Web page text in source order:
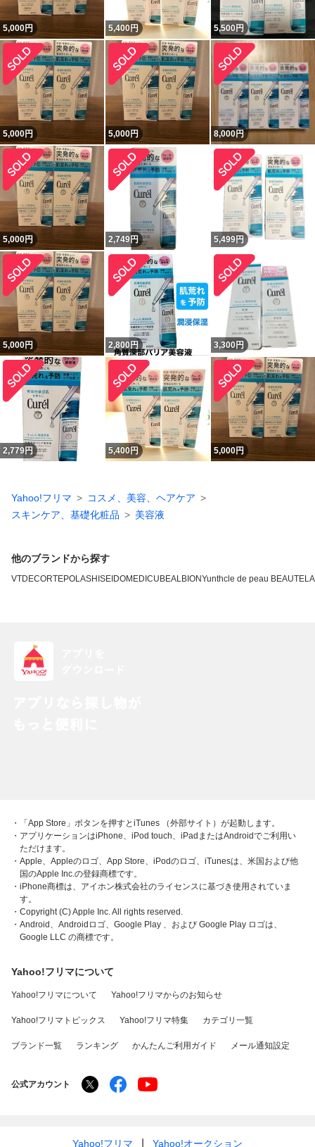
5,000円 5,400円 5,500円
5,000円 5,000円 8,000円
5,000円 2,749円 5,499円
5,000円 2,800円 3,300円
2,779円 5,400円 5,000円
Yahoo!フリマ
コスメ、美容、ヘアケア
スキンケア、基礎化粧品
美容液
他のブランドから探す
VTDECORTEPOLASHISEIDOMEDICUBEALBIONYunthcle de peau BEAUTE
・「App Store」ボタンを押すとiTunes （外部サイト）が起動します。
・アプリケーションはiPhone、iPod touch、iPadまたはAndroidでご利用い
ただけます。
・Apple、Appleのロゴ、App Store、iPodのロゴ、iTunesは、米国および他
国のApple Inc.の登録商標です。
・iPhone商標は、アイホン株式会社のライセンスに基づき使用されていま
す。
・Copyright (C) Apple Inc. All rights reserved.
・Android、Androidロゴ、Google Play 、および Google Play ロゴは、
Google LLC の商標です。
Yahoo!フリマについて
Yahoo!フリマについて Yahoo!フリマからのお知らせ
Yahoo!フリマトピックス Yahoo!フリマ特集 カテゴリ一覧
ブランド一覧 ランキング かんたんご利用ガイド メール通知設定
公式アカウント
Yahoo!フリマ Yahoo!オークション